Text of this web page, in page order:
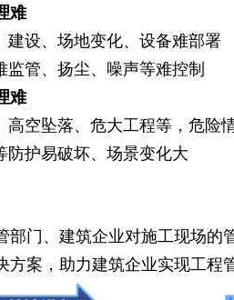
难
建设、场地变化、设备难部署
监管、扬尘、噪声等难控制
难
高空坠落、危大工程等，危险
防护易破坏、场景变化大
部门、建筑企业对施工现场的
方案，助力建筑企业实现工程